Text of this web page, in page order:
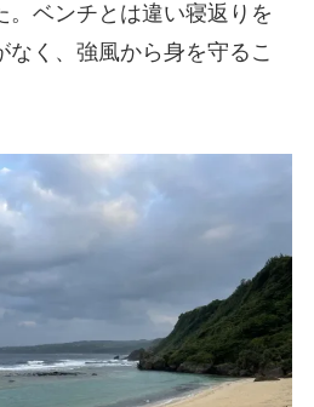
。ベンチとは違い寝返りを
なく、強風から身を守るこ